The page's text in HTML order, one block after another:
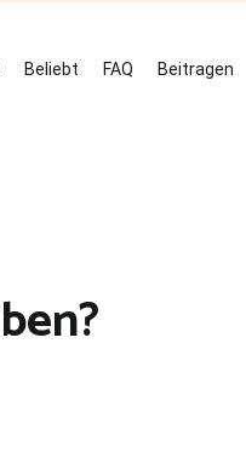
Beliebt FAQ Beitragen